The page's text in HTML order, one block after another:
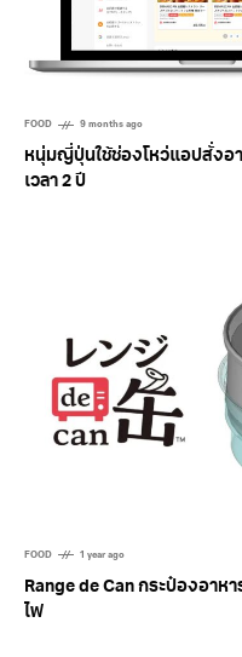
FOOD 9 months ago
หนุ่มญี่ปุ่นใช้ช่องโหว่แอปสั่งอ
เวลา 2 ปี
FOOD 1 year ago
Range de Can กระป๋องอาห
ไฟ